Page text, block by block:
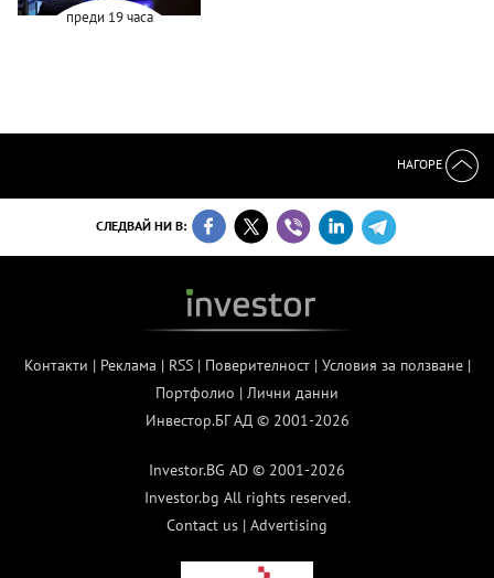
преди 19 часа
НАГОРЕ
СЛЕДВАЙ НИ В:
Контакти | Реклама | RSS| Поверителност| Условия за ползване|
Портфолио | Лични данни
Инвестор.БГ АД © 2001-2026
Investor.BG AD © 2001-2026
Investor.bg All rights reserved.
Contact us | Advertising